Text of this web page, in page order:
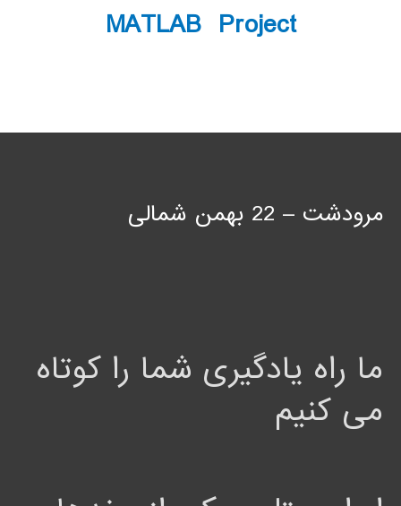
MATLAB Project
مرودشت – 22 بهمن شمالی
ما راه یادگیری شما را کوتاه
می کنیم